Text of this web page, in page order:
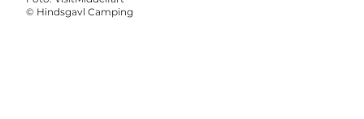
© Hindsgavl Camping